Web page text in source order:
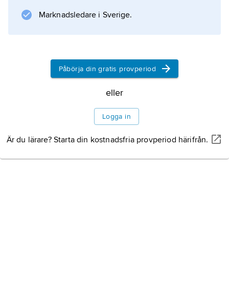
Marknadsledare i Sverige.
Påbörja din gratis provperiod
eller
Logga in
Är du lärare? Starta din kostnadsfria provperiod härifrån.